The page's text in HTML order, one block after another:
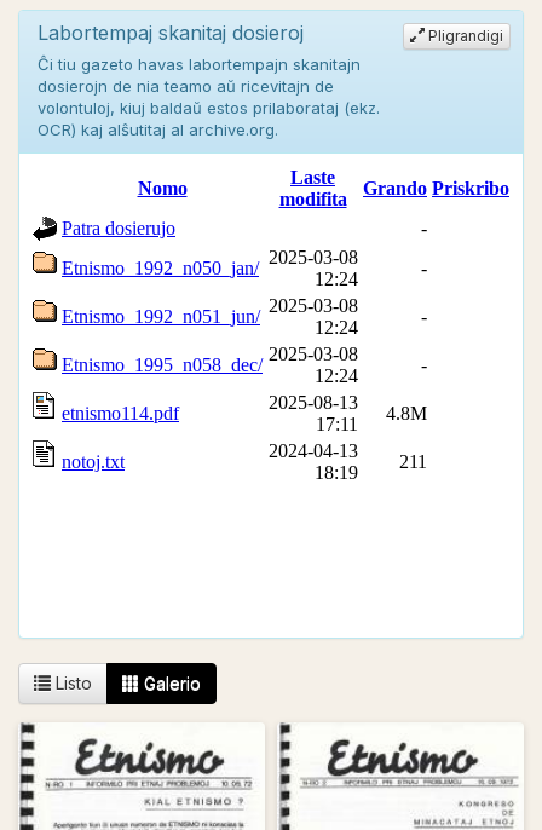
Labortempaj skanitaj dosieroj
Ĉi tiu gazeto havas labortempajn skanitajn
dosierojn de nia teamo aŭ ricevitajn de
volontuloj, kiuj baldaŭ estos prilaborataj (ekz.
OCR) kaj alŝutitaj al archive.org.
Pligrandigi
Listo Galerio